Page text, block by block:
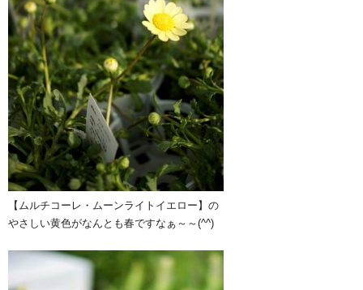
【ムルチコーレ・ムーンライトイエロー】の
やさしい黄色がなんとも春ですなぁ～～(^^)